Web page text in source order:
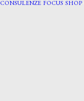
CONSULENZE FOCUS SHOP